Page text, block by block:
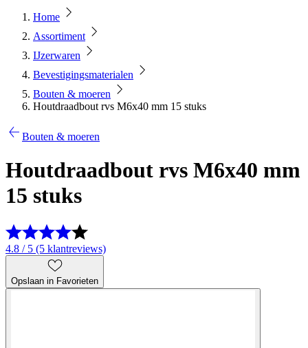
Home
Assortiment
IJzerwaren
Bevestigingsmaterialen
Bouten & moeren
Houtdraadbout rvs M6x40 mm 15 stuks
Bouten & moeren
Houtdraadbout rvs M6x40 mm
15 stuks
4.8 / 5 (5 klantreviews)
Opslaan in Favorieten